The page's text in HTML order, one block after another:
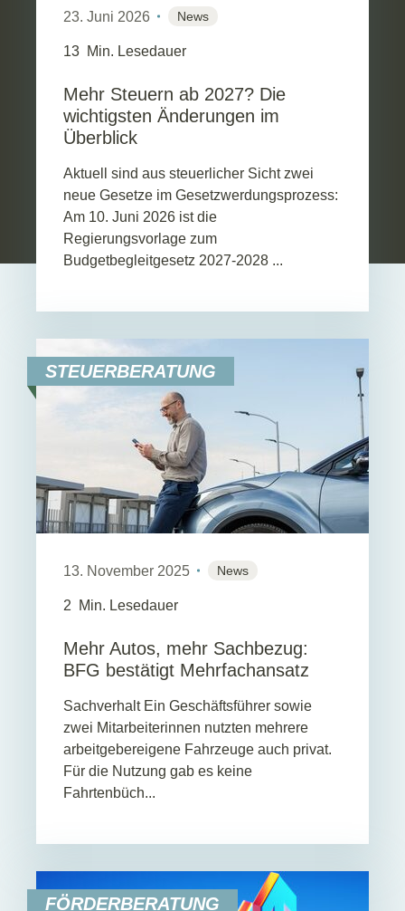
23. Juni 2026 News
13 Min. Lesedauer
Mehr Steuern ab 2027? Die
wichtigsten Änderungen im
Überblick
Aktuell sind aus steuerlicher Sicht zwei
neue Gesetze im Gesetzwerdungsprozess:
Am 10. Juni 2026 ist die
Regierungsvorlage zum
Budgetbegleitgesetz 2027-2028 ...
STEUERBERATUNG
13. November 2025 News
2 Min. Lesedauer
Mehr Autos, mehr Sachbezug:
BFG bestätigt Mehrfachansatz
Sachverhalt Ein Geschäftsführer sowie
zwei Mitarbeiterinnen nutzten mehrere
arbeitgebereigene Fahrzeuge auch privat.
Für die Nutzung gab es keine
Fahrtenbüch...
FÖRDERBERATUNG